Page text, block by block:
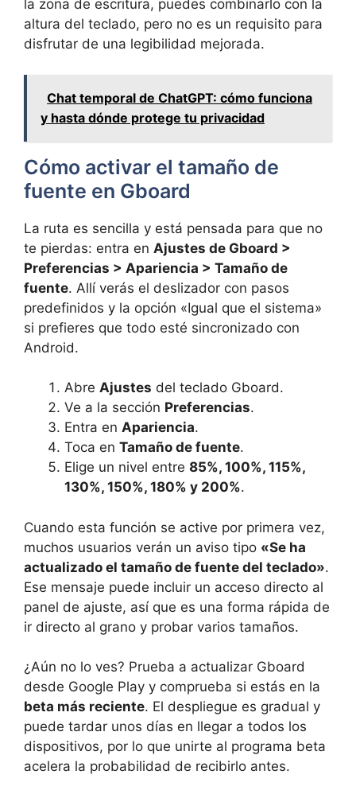
la zona de escritura, puedes combinarlo con la
altura del teclado, pero no es un requisito para
disfrutar de una legibilidad mejorada.
Chat temporal de ChatGPT: cómo funciona
y hasta dónde protege tu privacidad
Cómo activar el tamaño de
fuente en Gboard
La ruta es sencilla y está pensada para que no
te pierdas: entra en Ajustes de Gboard >
Preferencias > Apariencia > Tamaño de
fuente. Allí verás el deslizador con pasos
predefinidos y la opción «Igual que el sistema»
si prefieres que todo esté sincronizado con
Android.
Abre Ajustes del teclado Gboard.
Ve a la sección Preferencias.
Entra en Apariencia.
Toca en Tamaño de fuente.
Elige un nivel entre 85%, 100%, 115%,
130%, 150%, 180% y 200%.
Cuando esta función se active por primera vez,
muchos usuarios verán un aviso tipo «Se ha
actualizado el tamaño de fuente del teclado».
Ese mensaje puede incluir un acceso directo al
panel de ajuste, así que es una forma rápida de
ir directo al grano y probar varios tamaños.
¿Aún no lo ves? Prueba a actualizar Gboard
desde Google Play y comprueba si estás en la
beta más reciente. El despliegue es gradual y
puede tardar unos días en llegar a todos los
dispositivos, por lo que unirte al programa beta
acelera la probabilidad de recibirlo antes.